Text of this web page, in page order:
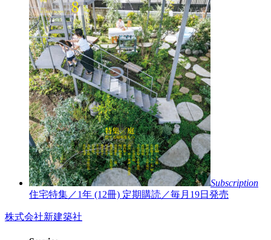
Subscription
住宅特集／1年 (12冊) 定期購読／毎月19日発売
株式会社新建築社